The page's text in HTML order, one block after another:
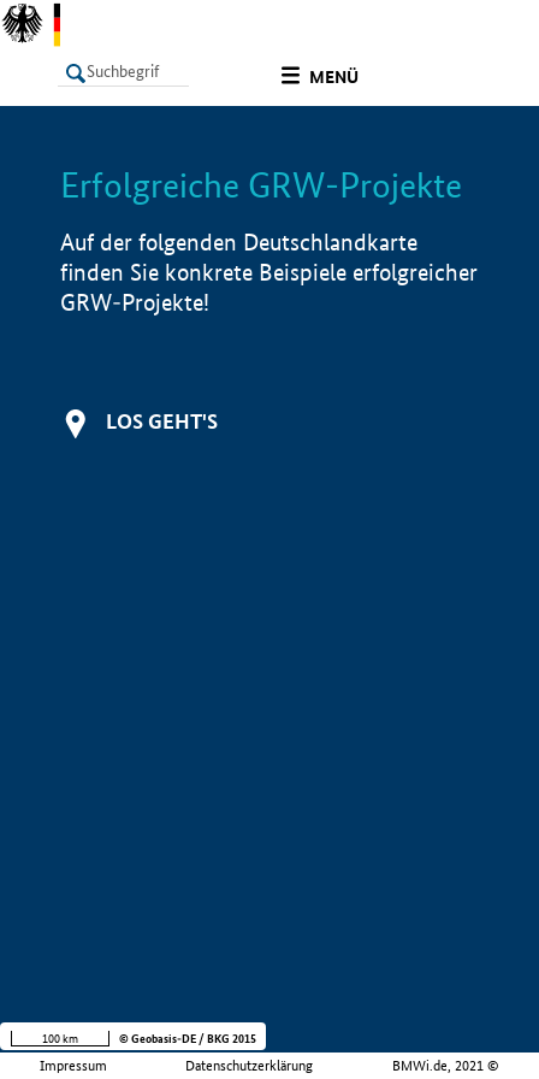
MENÜ
LISTE Info
Erfolgreiche GRW-Projekte
Auf der folgenden Deutschlandkarte
finden Sie konkrete Beispiele erfolgreicher
GRW-Projekte!
LOS GEHT'S
Impressum Datenschutzerklärung BMWi.de, 2021 ©
100 km © Geobasis-DE / BKG 2015